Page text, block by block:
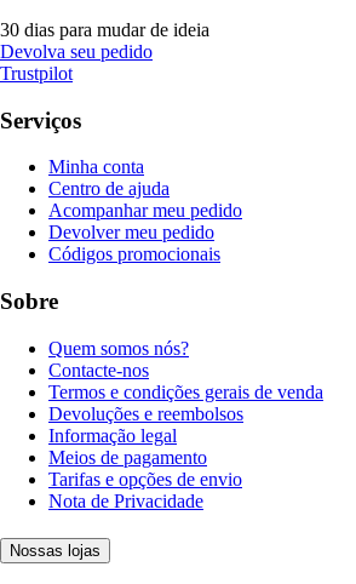
30 dias para mudar de ideia
Devolva seu pedido
Trustpilot
Serviços
Minha conta
Centro de ajuda
Acompanhar meu pedido
Devolver meu pedido
Códigos promocionais
Sobre
Quem somos nós?
Contacte-nos
Termos e condições gerais de venda
Devoluções e reembolsos
Informação legal
Meios de pagamento
Tarifas e opções de envio
Nota de Privacidade
Nossas lojas